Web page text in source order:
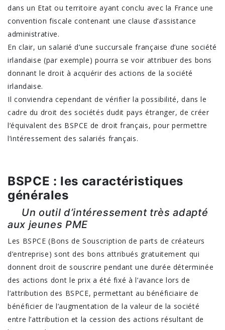
dans un Etat ou territoire ayant conclu avec la France une
convention fiscale contenant une clause d’assistance
administrative.
En clair, un salarié d’une succursale française d’une société
irlandaise (par exemple) pourra se voir attribuer des bons
donnant le droit à acquérir des actions de la société
irlandaise.
Il conviendra cependant de vérifier la possibilité, dans le
cadre du droit des sociétés dudit pays étranger, de créer
l’équivalent des BSPCE de droit français, pour permettre
l’intéressement des salariés français.
BSPCE : les caractéristiques
générales
Un outil d’intéressement très adapté
aux jeunes PME
Les BSPCE (Bons de Souscription de parts de créateurs
d’entreprise) sont des bons attribués gratuitement qui
donnent droit de souscrire pendant une durée déterminée
des actions dont le prix a été fixé à l’avance lors de
l’attribution des BSPCE, permettant au bénéficiaire de
bénéficier de l’augmentation de la valeur de la société
entre l’attribution et la cession des actions résultant de